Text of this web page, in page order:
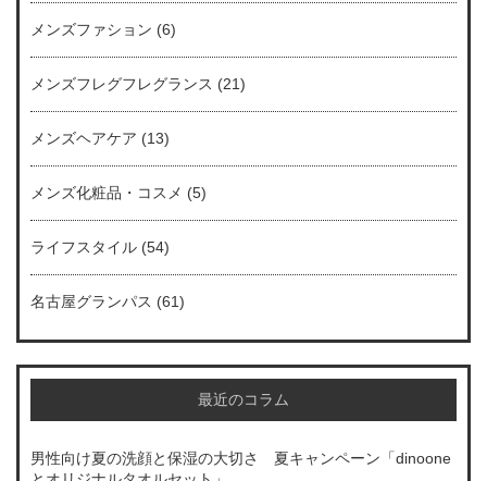
メンズファション (6)
メンズフレグフレグランス (21)
メンズヘアケア (13)
メンズ化粧品・コスメ (5)
ライフスタイル (54)
名古屋グランパス (61)
最近のコラム
男性向け夏の洗顔と保湿の大切さ 夏キャンペーン「dinoone